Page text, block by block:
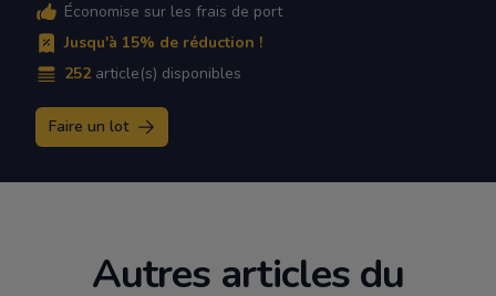
Économise sur les frais de port
Jusqu'à 15% de réduction !
252 article(s) disponibles
Faire un lot
Autres articles du